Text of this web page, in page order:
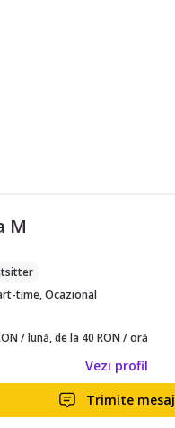
M
time, Ocazional
/ lună, de la 40 RON / oră
Vezi profil
Trimite mesaj